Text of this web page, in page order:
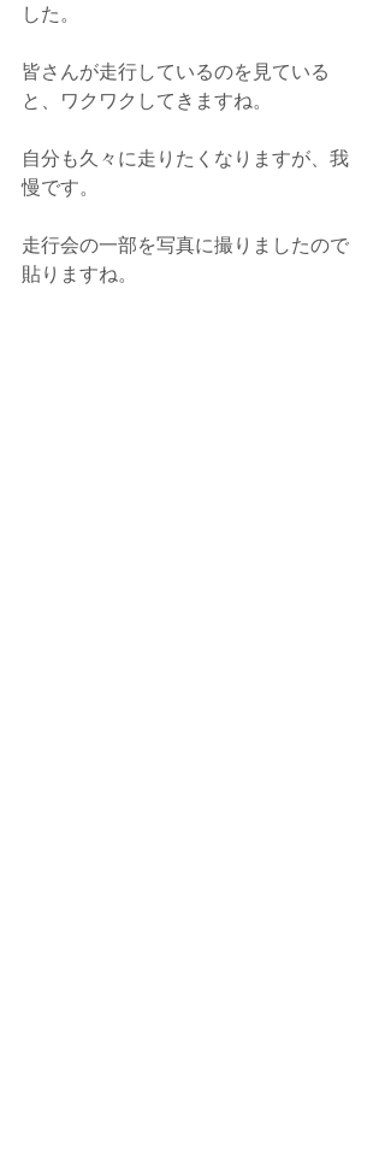
した。
皆さんが走行しているのを見ている
と、ワクワクしてきますね。
自分も久々に走りたくなりますが、我
慢です。
走行会の一部を写真に撮りましたので
貼りますね。